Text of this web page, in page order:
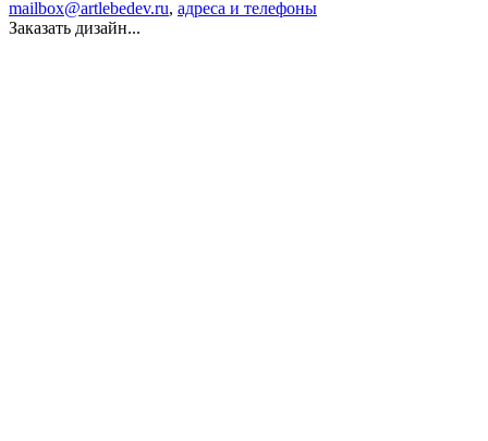
mailbox@artlebedev.ru, адреса и телефоны
Заказать дизайн...